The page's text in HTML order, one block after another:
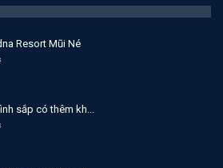
Resort Mũi Né
sắp có thêm kh...